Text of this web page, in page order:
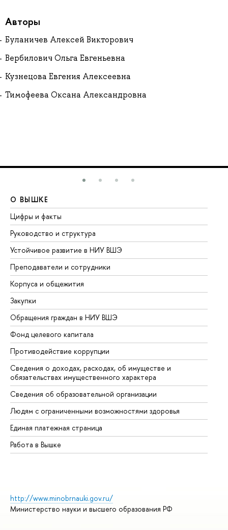
Авторы
Буланичев Алексей Викторович
Вербилович Ольга Евгеньевна
Кузнецова Евгения Алексеевна
Тимофеева Оксана Александровна
О ВЫШКЕ
Цифры и факты
Руководство и структура
Устойчивое развитие в НИУ ВШЭ
Преподаватели и сотрудники
Корпуса и общежития
Закупки
Обращения граждан в НИУ ВШЭ
Фонд целевого капитала
Противодействие коррупции
Сведения о доходах, расходах, об имуществе и
обязательствах имущественного характера
Сведения об образовательной организации
Людям с ограниченными возможностями здоровья
Единая платежная страница
Работа в Вышке
http://www.minobrnauki.gov.ru/
Министерство науки и высшего образования РФ